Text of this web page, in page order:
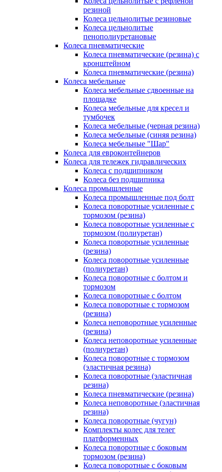
резиной
Колеса цельнолитые резиновые
Колеса цельнолитые
пенополиуретановые
Колеса пневматические
Колеса пневматические (резина) с
кронштейном
Колеса пневматические (резина)
Колеса мебельные
Колеса мебельные сдвоенные на
площадке
Колеса мебельные для кресел и
тумбочек
Колеса мебельные (черная резина)
Колеса мебельные (синяя резина)
Колеса мебельные "Шар"
Колеса для евроконтейнеров
Колеса для тележек гидравлических
Колеса с подшипником
Колеса без подшипника
Колеса промышленные
Колеса промышленные под болт
Колеса поворотные усиленные с
тормозом (резина)
Колеса поворотные усиленные с
тормозом (полиуретан)
Колеса поворотные усиленные
(резина)
Колеса поворотные усиленные
(полиуретан)
Колеса поворотные с болтом и
тормозом
Колеса поворотные с болтом
Колеса поворотные c тормозом
(резина)
Колеса неповоротные усиленные
(резина)
Колеса неповоротные усиленные
(полиуретан)
Колеса поворотные c тормозом
(эластичная резина)
Колеса поворотные (эластичная
резина)
Колеса пневматические (резина)
Колеса неповоротные (эластичная
резина)
Колеса поворотные (чугун)
Комплекты колес для телег
платформенных
Колеса поворотные c боковым
тормозом (резина)
Колеса поворотные c боковым